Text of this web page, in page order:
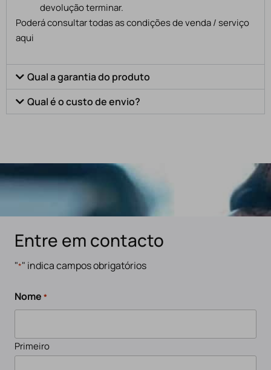
devolução terminar.
Poderá consultar todas as condições de venda / serviço
aqui
Qual a garantia do produto
Qual é o custo de envio?
Entre em contacto
"*" indica campos obrigatórios
Nome *
Primeiro